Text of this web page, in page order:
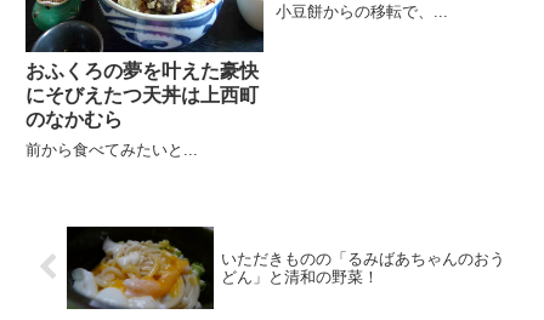
おふくろの夢を叶えた豪快
にそびえたつ天丼は上西町
のなかむら
前から食べてみたいと...
小豆餅からの移転で、...
いただきものの「るみばあちゃんのおう
どん」と清和の野菜！